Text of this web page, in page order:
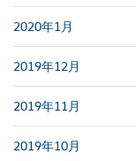
2020年1月
2019年12月
2019年11月
2019年10月